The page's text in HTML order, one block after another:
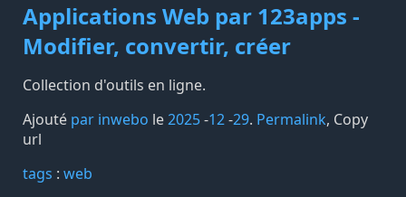
Applications Web par 123apps -
Modifier, convertir, créer
Collection d'outils en ligne.
Ajouté par inwebo le2025-12-29. Permalink, Copy
url
tags️ : web